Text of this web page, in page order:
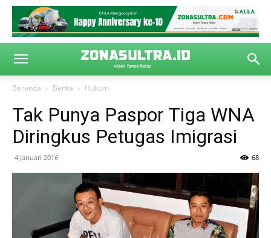
Beranda Berita Hukum
Tak Punya Paspor Tiga WNA
Diringkus Petugas Imigrasi
4 Januari 2016 68